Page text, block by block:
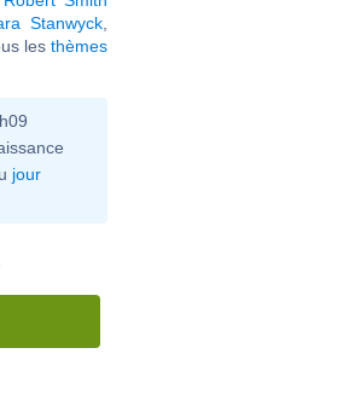
Stanwyck
les thèmes
jour